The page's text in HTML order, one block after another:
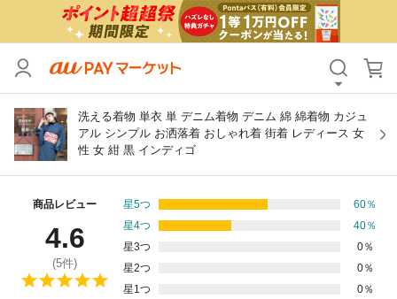
洗える着物 単衣 単 デニム着物 デニム 綿 綿着物 カジュ
アル シンプル お洒落着 おしゃれ着 街着 レディース 女
性 女 紺 黒 インディゴ
商品レビュー
4.6
(5件)
星5つ 60％
星4つ
40％
星3つ
0％
星2つ
0％
星1つ
0％
カテゴリ すべて
価格 すべて
支払い方法
その他の条件
送料無料
Pontaパス特典対象すべて